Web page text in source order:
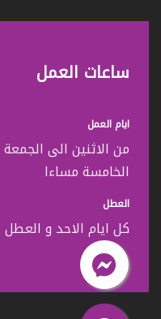
ساعات العمل
ايام العمل
من الاثنين الى
الخامسة مساءا
العطل
كل ايام الاحد و